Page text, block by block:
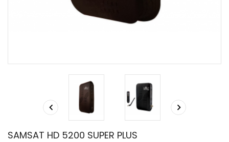
 
SAMSAT HD 5200 SUPER PLUS